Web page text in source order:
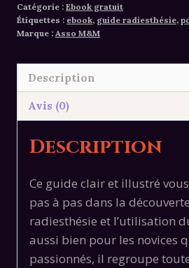
Complet
Radiesthésie
Illustré
Gratuitement
Catégorie : Ebook gratuit
Étiquettes : ebook, guide radiesthésie,
Marque : Asso M&M
Description
Avis (0)
Description
Ce guide clair et illustré
pas à pas dans la
radiesthésie et l’utilisation
aussi bien pour les novices
passionnés, il regroupe